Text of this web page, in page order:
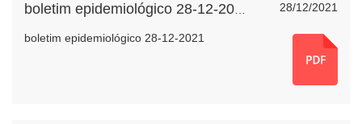
28/12/2021
boletim epidemiológico 28-12-2021